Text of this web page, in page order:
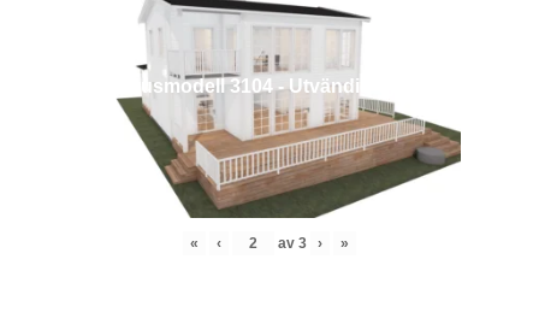
Husmodell 3104 - Utvändig vy 2
« ‹ av 3 › »